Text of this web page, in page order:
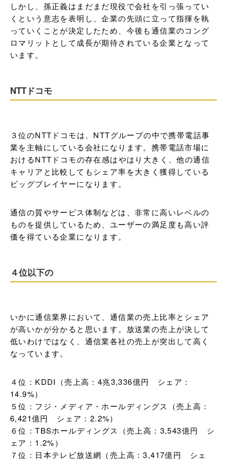
しかし、孫正義はまだまだ現役で会社を引っ張ってい
くという意志を表明し、企業の先頭に立って指揮を執
っていくことが決定したため、今後も通信業のコング
ロマリットとして成長が期待されている企業となって
います。
NTTドコモ
３位のNTTドコモは、NTTグループの中で携帯電話事
業を主軸にしている会社になります。携帯電話市場に
おけるNTTドコモの存在感はやはり大きく、他の通信
キャリアと比較してもシェア率を大きく獲得している
ビッグプレイヤーになります。
通信の質やサービス体制などは、非常に高いレベルの
ものを提供しているため、ユーザーの満足度も高い評
価を得ている企業になります。
４位以下の
いかに通信業界において、通信業の売上比率とシェア
が高いかが分かると思います。放送業の売上が決して
低いわけではなく、通信業各社の売上が突出して高く
なっています。
４位：KDDI（売上高：4兆3,336億円　シェア：
14.9%）
５位：フジ・メディア・ホールディングス（売上高：
6,421億円　シェア：2.2%）
６位：TBSホールディングス（売上高：3,543億円　シ
ェア：1.2%）
７位：日本テレビ放送網（売上高：3,417億円　シェ